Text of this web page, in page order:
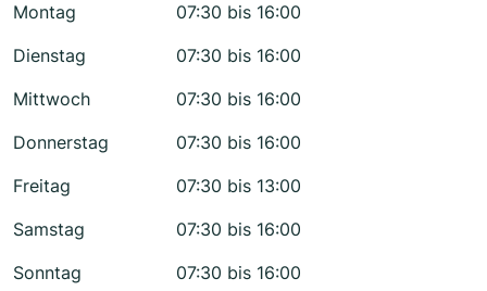
Montag
07:30 bis 16:00
Dienstag
07:30 bis 16:00
Mittwoch
07:30 bis 16:00
Donnerstag
07:30 bis 16:00
Freitag
07:30 bis 13:00
Samstag
07:30 bis 16:00
Sonntag
07:30 bis 16:00